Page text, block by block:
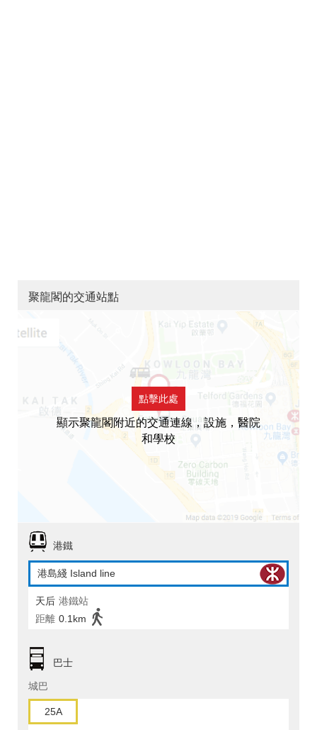
聚龍閣的交通站點
點擊此處
顯示聚龍閣附近的交通連線，設施，醫院
和學校
港鐵
港島綫 Island line
天后 港鐵站
距離 0.1km
巴士
城巴
25A